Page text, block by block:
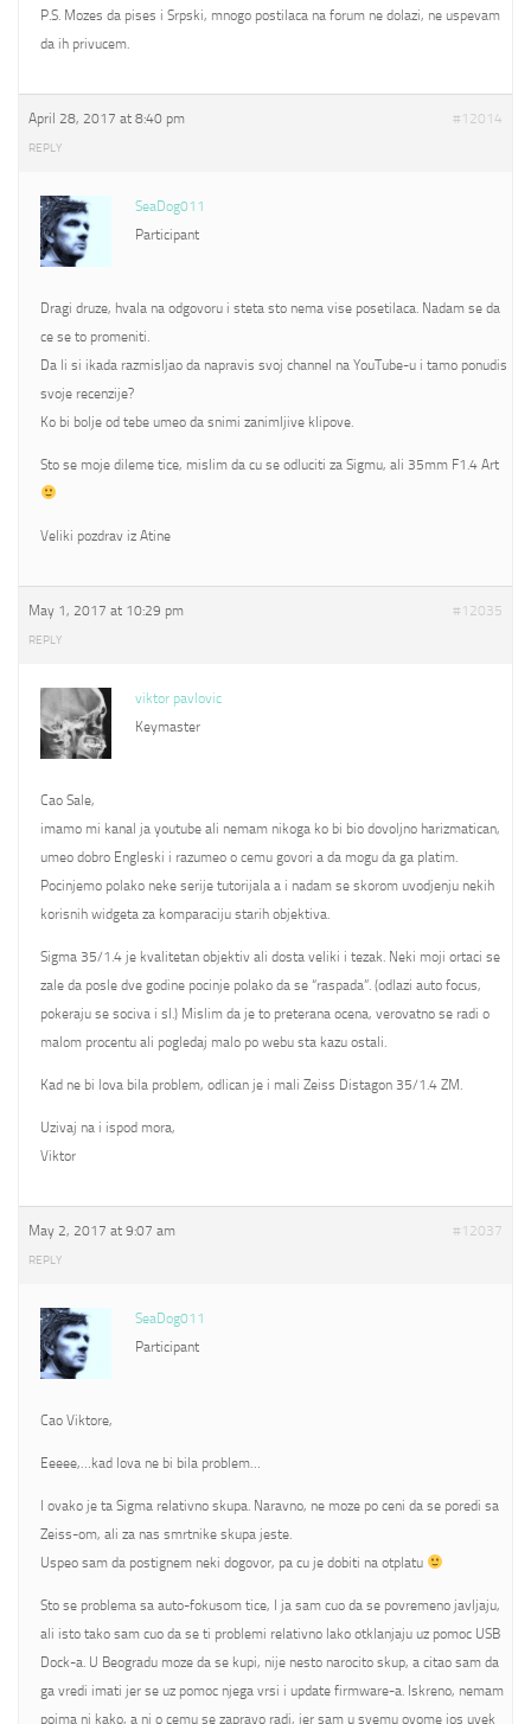
P.S. Mozes da pises i Srpski, mnogo postilaca na forum ne dolazi, ne uspevam
da ih privucem.
April 28, 2017 at 8:40 pm #12014
REPLY
SeaDog011
Participant
Dragi druze, hvala na odgovoru i steta sto nema vise posetilaca. Nadam se da
ce se to promeniti.
Da li si ikada razmisljao da napravis svoj channel na YouTube-u i tamo ponudis
svoje recenzije?
Ko bi bolje od tebe umeo da snimi zanimljive klipove.
Sto se moje dileme tice, mislim da cu se odluciti za Sigmu, ali 35mm F1.4 Art
Veliki pozdrav iz Atine
May 1, 2017 at 10:29 pm #12035
REPLY
viktor pavlovic
Keymaster
Cao Sale,
imamo mi kanal ja youtube ali nemam nikoga ko bi bio dovoljno harizmatican,
umeo dobro Engleski i razumeo o cemu govori a da mogu da ga platim.
Pocinjemo polako neke serije tutorijala a i nadam se skorom uvodjenju nekih
korisnih widgeta za komparaciju starih objektiva.
Sigma 35/1.4 je kvalitetan objektiv ali dosta veliki i tezak. Neki moji ortaci se
zale da posle dve godine pocinje polako da se “raspada”. (odlazi auto focus,
pokeraju se sociva i sl.) Mislim da je to preterana ocena, verovatno se radi o
malom procentu ali pogledaj malo po webu sta kazu ostali.
Kad ne bi lova bila problem, odlican je i mali Zeiss Distagon 35/1.4 ZM.
Uzivaj na i ispod mora,
Viktor
May 2, 2017 at 9:07 am #12037
REPLY
SeaDog011
Participant
Cao Viktore,
Eeeee,…kad lova ne bi bila problem…
I ovako je ta Sigma relativno skupa. Naravno, ne moze po ceni da se poredi sa
Zeiss-om, ali za nas smrtnike skupa jeste.
Uspeo sam da postignem neki dogovor, pa cu je dobiti na otplatu
Sto se problema sa auto-fokusom tice, I ja sam cuo da se povremeno javljaju,
ali isto tako sam cuo da se ti problemi relativno lako otklanjaju uz pomoc USB
Dock-a. U Beogradu moze da se kupi, nije nesto narocito skup, a citao sam da
ga vredi imati jer se uz pomoc njega vrsi i update firmware-a. Iskreno, nemam
pojma ni kako, a ni o cemu se zapravo radi, jer sam u svemu ovome jos uvek